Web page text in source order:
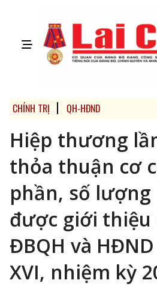
CHÍNH TRỊ QH-HĐND
Hiệp thương
thỏa thuận cơ
phần, số
được giới
ĐBQH và
XVI, nhiệm kỳ